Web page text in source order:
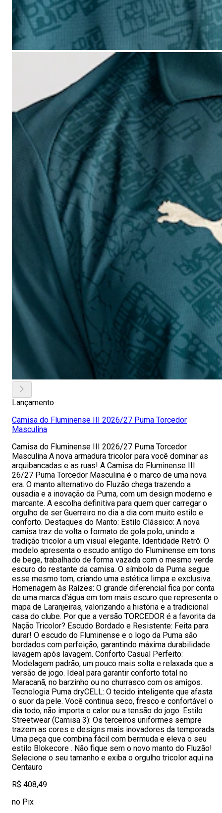
Lançamento
Camisa do Fluminense III 2026/27 Puma Torcedor
Masculina
Camisa do Fluminense III 2026/27 Puma Torcedor
Masculina A nova armadura tricolor para você dominar as
arquibancadas e as ruas! A Camisa do Fluminense III
26/27 Puma Torcedor Masculina é o marco de uma nova
era. O manto alternativo do Fluzão chega trazendo a
ousadia e a inovação da Puma, com um design moderno e
marcante. A escolha definitiva para quem quer carregar o
orgulho de ser Guerreiro no dia a dia com muito estilo e
conforto. Destaques do Manto: Estilo Clássico: A nova
camisa traz de volta o formato de gola polo, unindo a
tradição tricolor a um visual elegante. Identidade Retrô: O
modelo apresenta o escudo antigo do Fluminense em tons
de bege, trabalhado de forma vazada com o mesmo verde
escuro do restante da camisa. O símbolo da Puma segue
esse mesmo tom, criando uma estética limpa e exclusiva.
Homenagem às Raízes: O grande diferencial fica por conta
de uma marca d'água em tom mais escuro que representa o
mapa de Laranjeiras, valorizando a história e a tradicional
casa do clube. Por que a versão TORCEDOR é a favorita da
Nação Tricolor? Escudo Bordado e Resistente: Feita para
durar! O escudo do Fluminense e o logo da Puma são
bordados com perfeição, garantindo máxima durabilidade
lavagem após lavagem. Conforto Casual Perfeito:
Modelagem padrão, um pouco mais solta e relaxada que a
versão de jogo. Ideal para garantir conforto total no
Maracanã, no barzinho ou no churrasco com os amigos.
Tecnologia Puma dryCELL: O tecido inteligente que afasta
o suor da pele. Você continua seco, fresco e confortável o
dia todo, não importa o calor ou a tensão do jogo. Estilo
Streetwear (Camisa 3): Os terceiros uniformes sempre
trazem as cores e designs mais inovadores da temporada.
Uma peça que combina fácil com bermuda e eleva o seu
estilo Blokecore . Não fique sem o novo manto do Fluzão!
Selecione o seu tamanho e exiba o orgulho tricolor aqui na
Centauro
R$ 408,49
no Pix